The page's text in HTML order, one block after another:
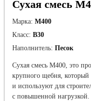
Сухая смесь
Марка: М400
Класс: В30
Наполнитель: Песок
Сухая смесь М400, это
крупного щебня, который
и используют для
с повышенной